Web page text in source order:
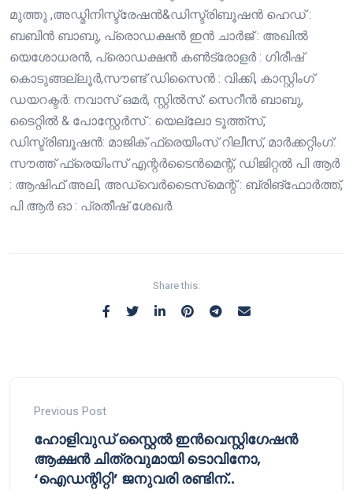
മുത്തു ,അഡ്മിനിസ്ട്രേഷൻ&ഡിസ്ട്രിബൂഷൻ ഹെഡ് :
ബബിൻ ബാബു, പ്രൊഡക്ഷൻ ഇൻ ചാർജ് : അഖിൽ
യെശോധരൻ, പ്രൊഡക്ഷൻ കൺട്രോളർ : ഗിരീഷ്
കൊടുങ്ങല്ലൂർ,സൗണ്ട് ഡിസൈൻ : വിക്കി, കാസ്റ്റിംഗ്
ഡയറക്ടർ: നവാസ് ഒമർ, സ്റ്റിൽസ്: സെറീൻ ബാബു,
ടൈറ്റിൽ & പോസ്റ്റേർസ് : യെല്ലോ ടൂത്ത്സ്,
ഡിസ്ട്രിബൂഷൻ: മാജിക് ഫ്രെയിംസ് റിലീസ്, മാർക്കറ്റിംഗ്:
സൗത്ത് ഫ്രെയിംസ് എന്റർടൈൻമെന്റ്, ഡിജിറ്റൽ പി ആർ
: ആഷിഫ് അലി, അഡ്വെർടൈസ്‌മെന്റ് : ബ്രിങ്ഫോർത്ത്,
പി ആർ ഓ : പ്രതീഷ് ശേഖർ.
Share this:
Previous Post
ഹോളിവുഡ് സ്റ്റൈൽ ഇൻവെസ്റ്റിഗേഷൻ
ആക്ഷൻ ചിത്രവുമായി ടൊവിനോ,
‘ഐഡന്റിറ്റി’ ജനുവരി രണ്ടിന്..